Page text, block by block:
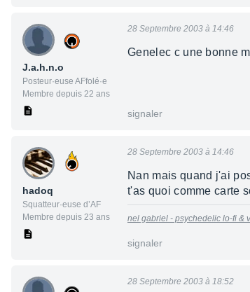
J.a.h.n.o
Posteur·euse AFfolé·e
Membre depuis 22 ans
28 Septembre 2003 à 14:46
Genelec c une bonne
signaler
hadoq
Squatteur·euse d’AF
Membre depuis 23 ans
28 Septembre 2003 à 14:46
Nan mais quand j'ai
t'as quoi comme carte
nel gabriel - psychedelic lo-fi &
signaler
28 Septembre 2003 à 18:52